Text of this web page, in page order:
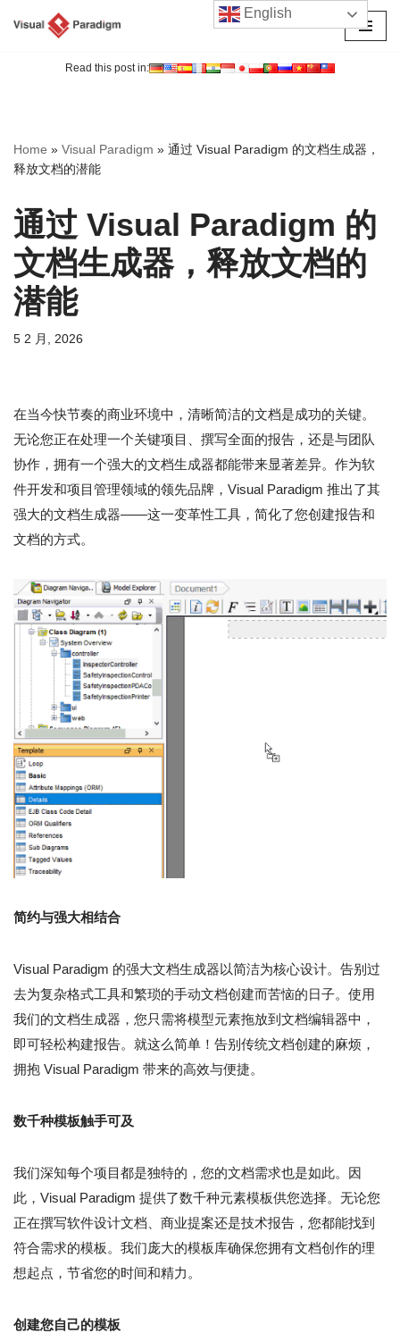
Read this post in:
Home » Visual Paradigm » 通过 Visual Paradigm 的文档生成器，
释放文档的潜能
通过 Visual Paradigm 的
文档生成器，释放文档的
潜能
5 2 月, 2026
在当今快节奏的商业环境中，清晰简洁的文档是成功的关键。
无论您正在处理一个关键项目、撰写全面的报告，还是与团队
协作，拥有一个强大的文档生成器都能带来显著差异。作为软
件开发和项目管理领域的领先品牌，Visual Paradigm 推出了其
强大的文档生成器——这一变革性工具，简化了您创建报告和
文档的方式。
简约与强大相结合
Visual Paradigm 的强大文档生成器以简洁为核心设计。告别过
去为复杂格式工具和繁琐的手动文档创建而苦恼的日子。使用
我们的文档生成器，您只需将模型元素拖放到文档编辑器中，
即可轻松构建报告。就这么简单！告别传统文档创建的麻烦，
拥抱 Visual Paradigm 带来的高效与便捷。
数千种模板触手可及
我们深知每个项目都是独特的，您的文档需求也是如此。因
此，Visual Paradigm 提供了数千种元素模板供您选择。无论您
正在撰写软件设计文档、商业提案还是技术报告，您都能找到
符合需求的模板。我们庞大的模板库确保您拥有文档创作的理
想起点，节省您的时间和精力。
创建您自己的模板
English